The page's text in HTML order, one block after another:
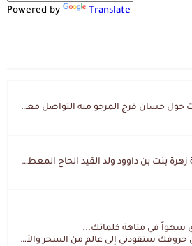
Powered by Translate
لمن له معلومات حول حسان فرج المرجو منه التواصل معي لقد اختفى تماما و كانت لي به علاقة تواصل خاصة
وأنا حفيد الحاجة زهرة بنت بن داوود ولد القيد الحاج المعطي المزمزي . ولا نمتلك من إرثه شيئا .
في متاهة كلماتك...
ستقودني إلى عالم من السحر والألغاز،